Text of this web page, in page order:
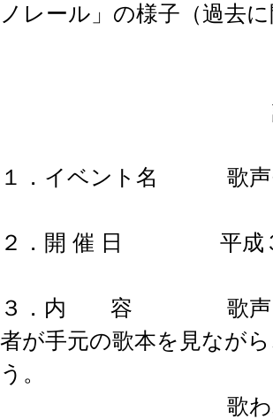
ノレール」の様子（過去
１．イベント名 歌声
２．開 催 日 平成３
３．内 容
歌
者が手元の歌本を見なが
う。
歌われるのは